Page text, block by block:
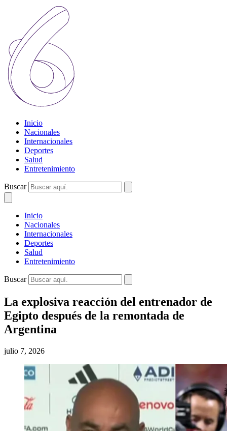
Inicio
Nacionales
Internacionales
Deportes
Salud
Entretenimiento
Buscar
Inicio
Nacionales
Internacionales
Deportes
Salud
Entretenimiento
Buscar
La explosiva reacción del entrenador de
Egipto después de la remontada de
Argentina
julio 7, 2026